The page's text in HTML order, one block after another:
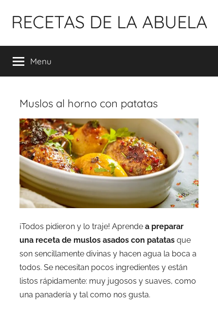
para
conteúdo
RECETAS DE LA ABUELA
Menu
Muslos al horno con patatas
¡Todos pidieron y lo traje! Aprende a preparar
una receta de muslos asados ​​con patatas que
son sencillamente divinas y hacen agua la boca a
todos. Se necesitan pocos ingredientes y están
listos rápidamente: muy jugosos y suaves, como
una panadería y tal como nos gusta.